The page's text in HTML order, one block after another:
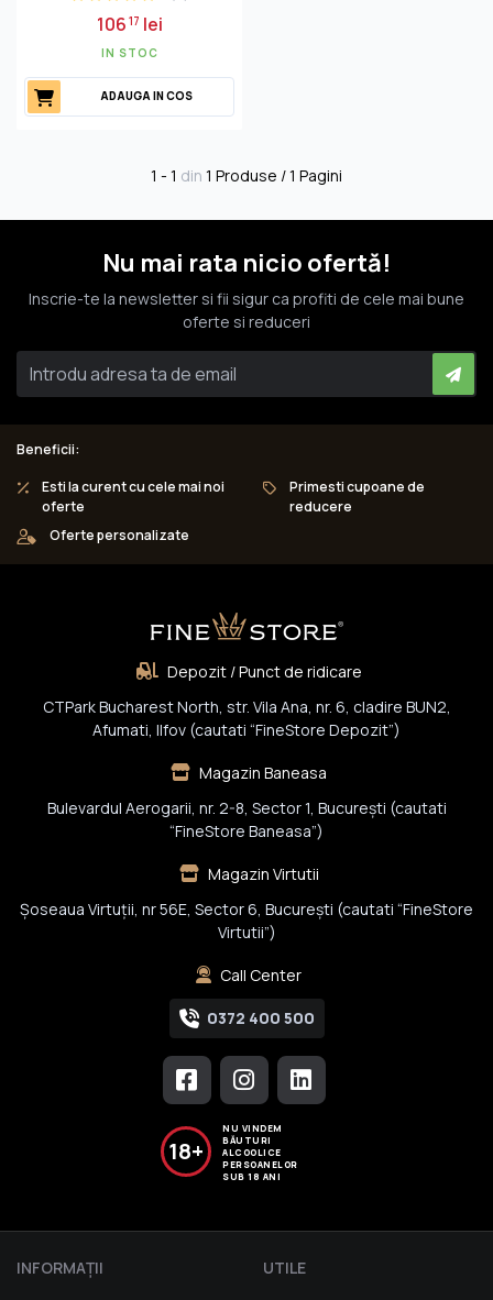
10617 lei
IN STOC
ADAUGA IN COS
1 - 1 din 1 Produse / 1 Pagini
Nu mai rata nicio ofertă!
Inscrie-te la newsletter si fii sigur ca profiti de cele mai bune
oferte si reduceri
Beneficii:
Esti la curent cu cele mai noi
oferte
Primesti cupoane de
reducere
Oferte personalizate
Depozit / Punct de ridicare
CTPark Bucharest North, str. Vila Ana, nr. 6, cladire BUN2,
Afumati, Ilfov (cautati “FineStore Depozit”)
Magazin Baneasa
Bulevardul Aerogarii, nr. 2-8, Sector 1, Bucureşti (cautati
“FineStore Baneasa”)
Magazin Virtutii
Șoseaua Virtuții, nr 56E, Sector 6, București (cautati “FineStore
Virtutii”)
Call Center
0372 400 500
18+
NU VINDEM
BĂUTURI
ALCOOLICE
PERSOANELOR
SUB 18 ANI
INFORMAŢII UTILE